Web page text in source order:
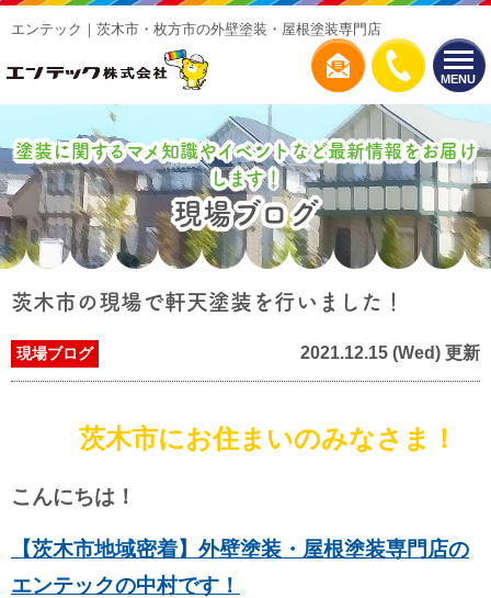
MENU
エンテック｜茨木市・枚方市の外壁塗装・屋根塗装専門店
塗装に関するマメ知識やイベントなど最新情報をお届け
します！
現場ブログ
茨木市の現場で軒天塗装を行いました！
現場ブログ 2021.12.15 (Wed) 更新
茨木市にお住まいのみなさま！
こんにちは！
【茨木市地域密着】外壁塗装・屋根塗装専門店の
エンテックの中村です！